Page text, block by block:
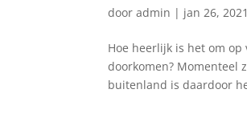
dooradmin | jan 26, 2021
Hoe heerlijk is het om
doorkomen? Momenteel
buitenland is daardoor